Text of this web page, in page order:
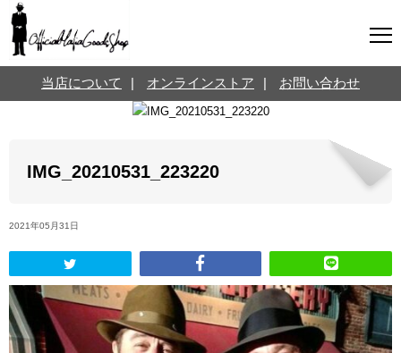
三分で学ぶマフィア暗黒史 名言・悩み相談
映画・ドラマ紹介 映画雑学
当店について オンラインストア お問い合わせ
IMG_20210531_223220
2021年05月31日
オンラインストア
お問い合わせ